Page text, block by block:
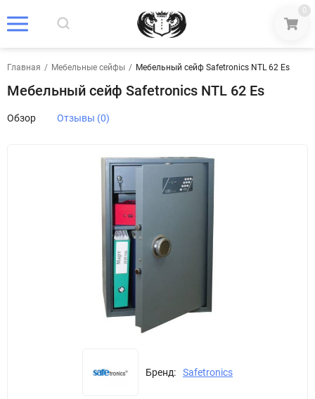
0
Главная / Мебельные сейфы / Мебельный сейф Safetronics NTL 62 Es
Мебельный сейф Safetronics NTL 62 Es
Обзор Отзывы (0)
Бренд: Safetronics